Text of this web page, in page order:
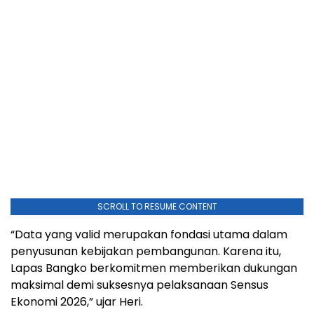
SCROLL TO RESUME CONTENT
“Data yang valid merupakan fondasi utama dalam
penyusunan kebijakan pembangunan. Karena itu,
Lapas Bangko berkomitmen memberikan dukungan
maksimal demi suksesnya pelaksanaan Sensus
Ekonomi 2026,” ujar Heri.